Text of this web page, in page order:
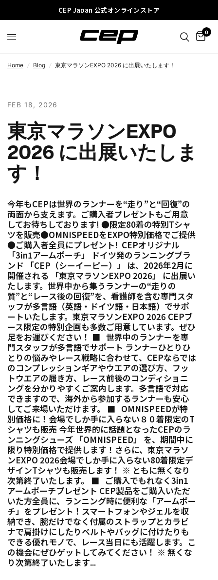
CEP Japan 公式オンラインストア
0
Home / Blog / 東京マラソンEXPO 2026 に出展いたします！
FEB 18, 2026
東京マラソンEXPO
2026 に出展いたしま
す！
今年もCEPは世界のランナーを“走り”と“回復”の
両面から支えます。ご購入者プレゼントもご用意
してお待ちしております! ●限定80着の特別Tシャ
ツを販売●OMNISPEEDをEXPO特別価格でご提供
●ご購入者全員にプレゼント! CEPオリジナル
「3in1アームポーチ」 ドイツ発のランニングブラ
ンド 「CEP（シーイーピー）」 は、2026年2月に
開催される 「東京マラソンEXPO 2026」 に出展い
たします。世界中から集うランナーの“走りの
質”と“レース後の回復”を、看護師を含む専門スタ
ッフが多言語（英語・ドイツ語・日本語）でサポ
ートいたします。東京マラソンEXPO 2026 CEPブ
ース限定の特別企画も多数ご用意しています。ぜひ
足をお運びください！ ■ 世界中のランナーを専
門スタッフが多言語でサポート ランナーひとりひ
とりの悩みやレース戦略に合わせて、CEPならでは
のコンプレッションギアやウエアの選び方、フッ
トウエアの履き方、レース前後のコンディショニ
ングを分かりやすくご案内します。多言語で対応
できますので、海外から参加するランナーも安心
してご来場いただけます。 ■ OMNISPEEDが特
別価格に！会場でしか手に入らない８０着限定のT
シャツも販売 今年世界的に話題となったCEPのラ
ンニングシューズ 「OMNISPEED」 を、期間中に
限り特別価格で提供します！さらに、東京マラソ
ンEXPO 2026会場でしか手に入らない80着限定デ
ザインTシャツも販売します！ ※ ともに無くなり
次第終了いたします。 ■ ご購入でもれなく3in1
アームポーチプレゼント CEP製品をご購入いただ
いた方全員に、ランニング時に便利な「アームポー
チ」をプレゼント！スマートフォンやジェルを収
納でき、腕だけでなく付属のストラップとカラビ
ナで肩掛けにしたりベルトやバッグに付けたりも
できる優れモノで、レース当日にも活躍します。こ
の機会にぜひゲットしてみてください！ ※ 無くな
り次第終了いたします...